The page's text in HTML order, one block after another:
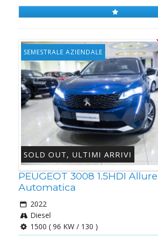
SEMESTRALE AZIENDALE
SOLD OUT, ULTIMI ARRIVI
PEUGEOT 3008 1.5HDI Allure
Automatica
2022
Diesel
1500 ( 96 KW / 130 )